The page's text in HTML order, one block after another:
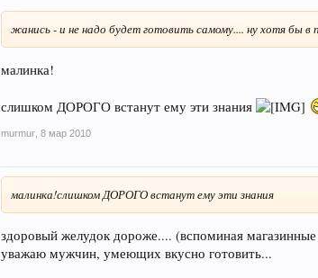
фаршированые перчики,
печенье,
пирожки
, варенье,
консервированные салатики,
компоты ...
жанись - и не надо будет готовить самому.... ну хотя бы
малинка!
слишком ДОРОГО встанут ему эти знания
murmur 8 мар 2010
малинка!слишком ДОРОГО встанут ему эти знания
здоровый желудок дороже.... (вспоминая
уважаю мужчин, умеющих вкусно готовить...